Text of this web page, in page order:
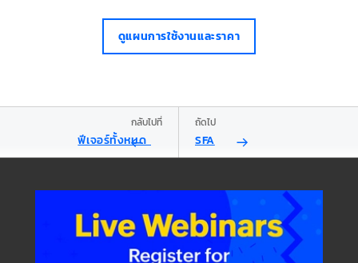
ดูแผนการใช้งานและราคา
กลับไปที่
ฟีเจอร์ทั้งหมด
ถัดไป
SFA